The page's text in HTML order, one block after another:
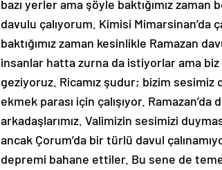
bazı yerler ama şöyle baktığımız
davulu çalıyorum. Kimisi Mimarsinan’da
baktığımız zaman kesinlikle Ramazan
insanlar hatta zurna da istiyorlar ama
geziyoruz. Ricamız şudur; bizim sesimiz
ekmek parası için çalışıyor.
arkadaşlarımız. Valimizin sesimizi
ancak Çorum’da bir türlü davul
depremi bahane ettiler. Bu sene de